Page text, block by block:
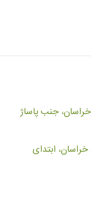
جنب پاساژ
ابتدای